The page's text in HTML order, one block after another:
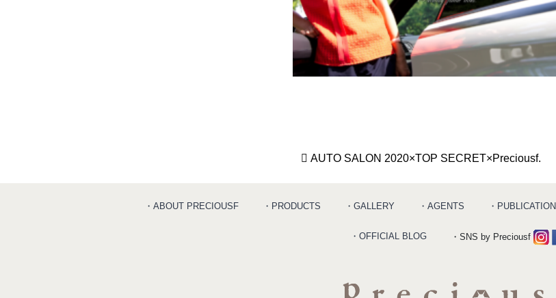
投稿ナビゲーション
AUTO SALON 2020×TOP SECRET×Preciousf.
・ABOUT PRECIOUSF ・PRODUCTS ・GALLERY ・AGENTS ・PUBLICATION
・OFFICIAL BLOG ・SNS by Preciousf